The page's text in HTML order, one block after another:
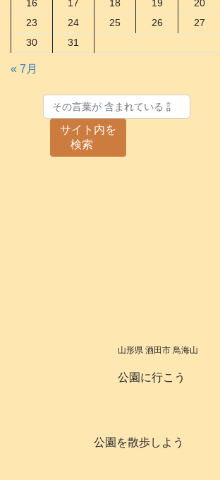
16 17 18 19 20
23
24 25 26 27
30
31
« 7月
サイト内を
検索
山形県 酒田市 鳥海山
公園に行こう
公園を散歩しよう